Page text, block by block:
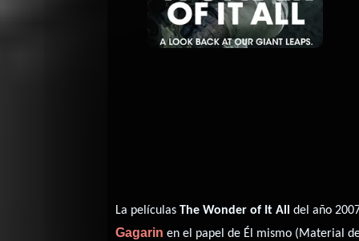
La películasThe Wonder of It All del año
Gagarin en el papel de Él mismo (Material